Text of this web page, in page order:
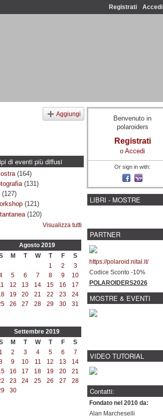
Registrati Accedi
Aggiungi
di eventi più diffusi
(164)
(131)
(127)
(121)
(120)
Visualizza tutti
Agosto 2019
M T W T F
S
1
2
3
5 6 7 8 9
10
12 13 14 15 16
17
19 20 21 22 23
24
26 27 28 29 30 31
Settembre 2019
M T W T F
S
1
2 3 4 5 6
7
9 10 11 12 13
14
16 17 18 19 20
21
23 24 25 26 27
28
30
Benvenuto in
polaroiders
Registrati
o Accedi
Or sign in with:
LIBRI - MOSTRE
PARTNER
https://polaroid.nital.it/
Codice Sconto -10%
POLAROIDERS2026
MOSTRE & EVENTI
VIDEO TUTORIAL
Contatti:
Fondato nel 2010 da:
Alan Marcheselli